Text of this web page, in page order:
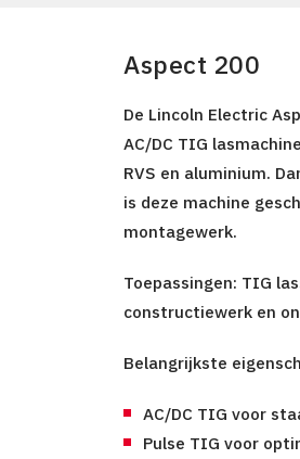
Aspect 200
De Lincoln Electric
AC/DC TIG lasmachine
RVS en aluminium.
is deze machine
montagewerk.
Toepassingen: TIG
constructiewerk en
Belangrijkste
AC/DC TIG voor
Pulse TIG voor